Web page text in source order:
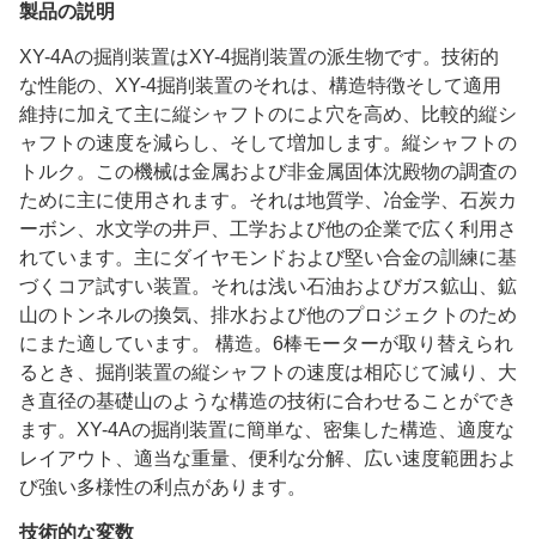
製品の説明
XY-4Aの掘削装置はXY-4掘削装置の派生物です。技術的
な性能の、XY-4掘削装置のそれは、構造特徴そして適用
維持に加えて主に縦シャフトのによ穴を高め、比較的縦シ
ャフトの速度を減らし、そして増加します。縦シャフトの
トルク。この機械は金属および非金属固体沈殿物の調査の
ために主に使用されます。それは地質学、冶金学、石炭カ
ーボン、水文学の井戸、工学および他の企業で広く利用さ
れています。主にダイヤモンドおよび堅い合金の訓練に基
づくコア試すい装置。それは浅い石油およびガス鉱山、鉱
山のトンネルの換気、排水および他のプロジェクトのため
にまた適しています。 構造。6棒モーターが取り替えられ
るとき、掘削装置の縦シャフトの速度は相応じて減り、大
き直径の基礎山のような構造の技術に合わせることができ
ます。XY-4Aの掘削装置に簡単な、密集した構造、適度な
レイアウト、適当な重量、便利な分解、広い速度範囲およ
び強い多様性の利点があります。
技術的な変数